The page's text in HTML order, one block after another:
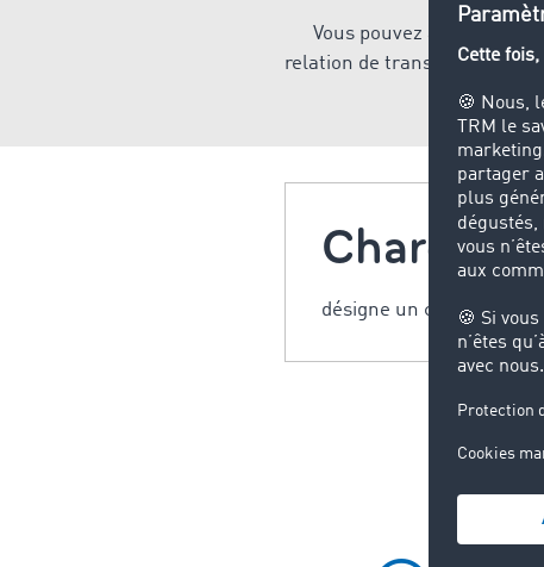
Vous pouvez ainsi gérer
relation de transport,
désigne un chargement